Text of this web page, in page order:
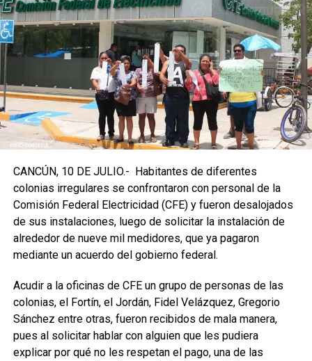
CANCÚN, 10 DE JULIO.- Habitantes de diferentes
colonias irregulares se confrontaron con personal de la
Comisión Federal Electricidad (CFE) y fueron desalojados
de sus instalaciones, luego de solicitar la instalación de
alrededor de nueve mil medidores, que ya pagaron
mediante un acuerdo del gobierno federal.
Acudir a la oficinas de CFE un grupo de personas de las
colonias, el Fortín, el Jordán, Fidel Velázquez, Gregorio
Sánchez entre otras, fueron recibidos de mala manera,
pues al solicitar hablar con alguien que les pudiera
explicar por qué no les respetan el pago, una de las